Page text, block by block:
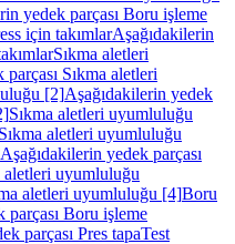
yedek parçası Boru işleme
için takımlarAşağıdakilerin
Sıkma aletleri
Sıkma aletleri
[2]Aşağıdakilerin yedek
Sıkma aletleri uyumluluğu
aletleri uyumluluğu
Aşağıdakilerin yedek parçası
aletleri uyumluluğu
aletleri uyumluluğu [4]Boru
parçası Boru işleme
parçası Pres tapaTest